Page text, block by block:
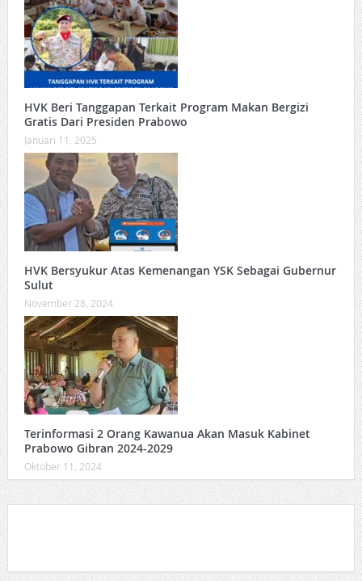
HVK Beri Tanggapan Terkait Program Makan Bergizi
Gratis Dari Presiden Prabowo
Januari 11, 2025
HVK Bersyukur Atas Kemenangan YSK Sebagai Gubernur
Sulut
November 28, 2024
Terinformasi 2 Orang Kawanua Akan Masuk Kabinet
Prabowo Gibran 2024-2029
Oktober 11, 2024